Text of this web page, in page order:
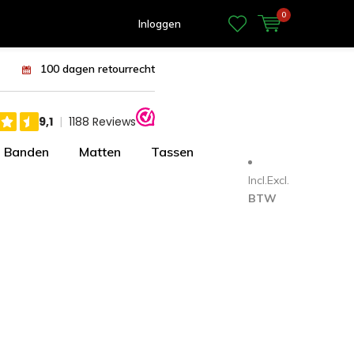
Inloggen
0
100 dagen retourrecht
Banden Matten Tassen
Incl.Excl.
BTW